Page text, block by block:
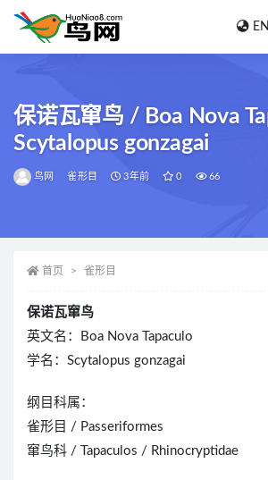
EN
保诺瓦窜鸟 / Boa Nova
Scytalopus gonzagai
鸟网 雀形目 3年前 0 66
首页 雀形目
保诺瓦窜鸟
英文名：Boa Nova Tapaculo
学名：Scytalopus gonzagai
纲目科属：
雀形目 / Passeriformes
窜鸟科 / Tapaculos / Rhinocryptidae